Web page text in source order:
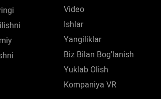
Video
Ishlar
Yangiliklar
Biz Bilan Bog'lanish
Yuklab Olish
Kompaniya VR